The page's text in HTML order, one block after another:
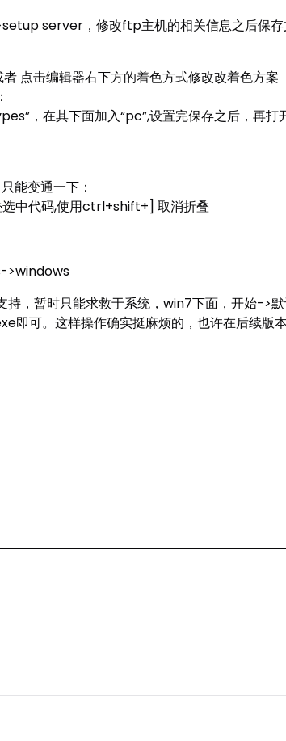
server，修改ftp主机的相关信息之后保存
点击编辑器右下方的着色方式修改改着色方案
在其下面加入“pc”,设置完保存之后，再打
能变通一下：
中代码,使用ctrl+shift+] 取消折叠
>windows
，暂时只能求救于系统，win7下面，开始->
可。这样操作确实挺麻烦的，也许在后续版本